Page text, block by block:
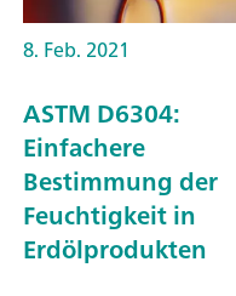
8. Feb. 2021
ASTM D6304:
Einfachere
Bestimmung der
Feuchtigkeit in
Erdölprodukten